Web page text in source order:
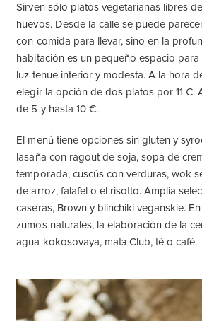
Sirven sólo platos vegetarianas libres
huevos. Desde la calle se puede
con comida para llevar, sino en la
habitación es un pequeño espacio
luz tenue interior y modesta. A la hora
elegir la opción de dos platos por 11 €.
de 5 y hasta 10 €.
El menú tiene opciones sin gluten y
lasaña con ragout de soja, sopa de
temporada, cuscús con verduras, wok
de arroz, falafel o el risotto. Amplia
caseras, Brown y blinchiki veganskie.
zumos naturales, la elaboración de la
agua kokosovaya, matэ Club, té o café.